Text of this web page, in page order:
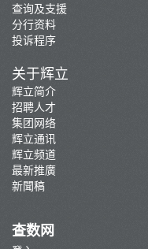
常见问题
最新推广
防骗及网络安全资讯
辉立证券开户优惠总览
查询及支援
分行资料
投诉程序
关于辉立
辉立简介
招聘人才
集团网络
辉立通讯
辉立频道
最新推廣
新聞稿
查数网